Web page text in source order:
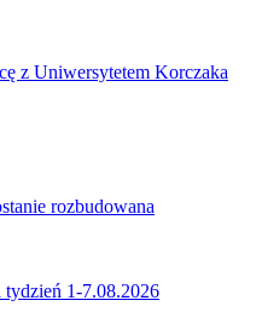
z Uniwersytetem Korczaka
rozbudowana
1-7.08.2026